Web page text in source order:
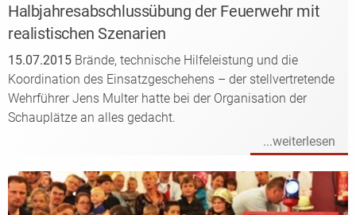
Halbjahresabschlussübung der Feuerwehr mit
realistischen Szenarien
15.07.2015 Brände, technische Hilfeleistung und die
Koordination des Einsatzgeschehens – der stellvertretende
Wehrführer Jens Multer hatte bei der Organisation der
Schauplätze an alles gedacht.
...weiterlesen